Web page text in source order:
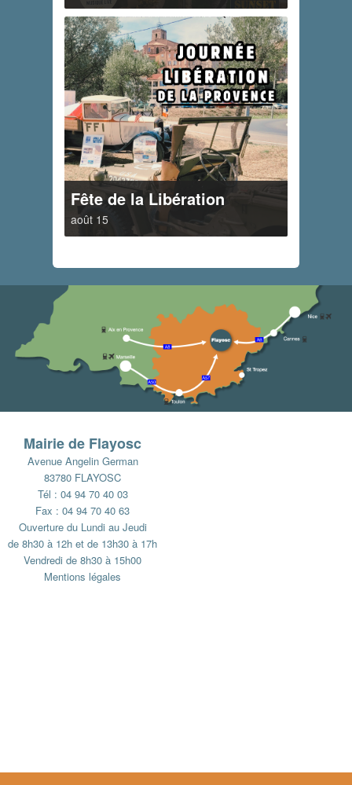
Fête de la Libération
août 15
Mairie de Flayosc
Avenue Angelin German
83780 FLAYOSC
Tél : 04 94 70 40 03
Fax : 04 94 70 40 63
Ouverture du Lundi au Jeudi
de 8h30 à 12h et de 13h30 à 17h
Vendredi de 8h30 à 15h00
Mentions légales